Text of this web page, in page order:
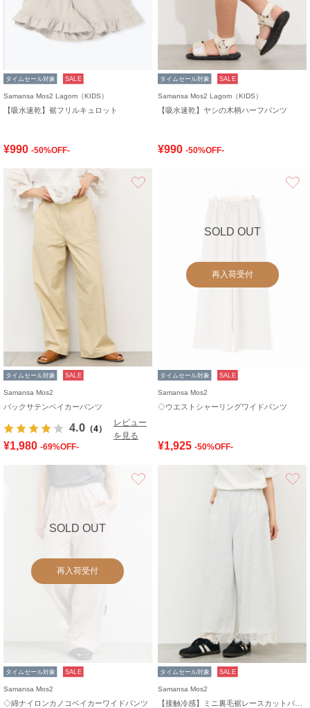
タイムセール対象 SALE
Samansa Mos2 Lagom（KIDS）
【吸水速乾】裾フリルキュロット
¥990 -50%OFF-
タイムセール対象 SALE
Samansa Mos2 Lagom（KIDS）
【吸水速乾】ヤシの木柄ハーフパンツ
¥990 -50%OFF-
タイムセール対象 SALE
Samansa Mos2
バックサテンベイカーパンツ
4.0 （4）
レビュー
を見る
¥1,980 -69%OFF-
SOLD OUT
再入荷受付
タイムセール対象 SALE
Samansa Mos2
◇ウエストシャーリングワイドパンツ
¥1,925 -50%OFF-
SOLD OUT
再入荷受付
タイムセール対象 SALE
Samansa Mos2
◇綿ナイロンカノコベイカーワイドパンツ
タイムセール対象 SALE
Samansa Mos2